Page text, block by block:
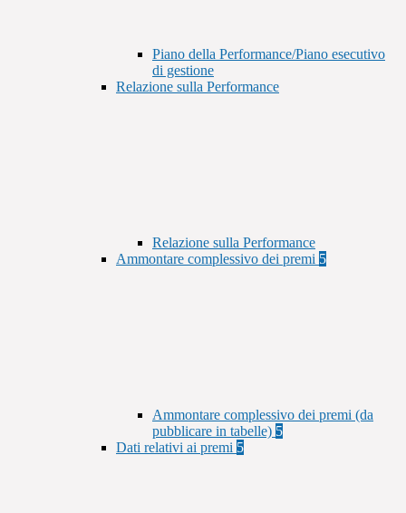
Piano della Performance/Piano esecutivo
di gestione
Relazione sulla Performance
Relazione sulla Performance
Ammontare complessivo dei premi 5
Ammontare complessivo dei premi (da
pubblicare in tabelle) 5
Dati relativi ai premi 5